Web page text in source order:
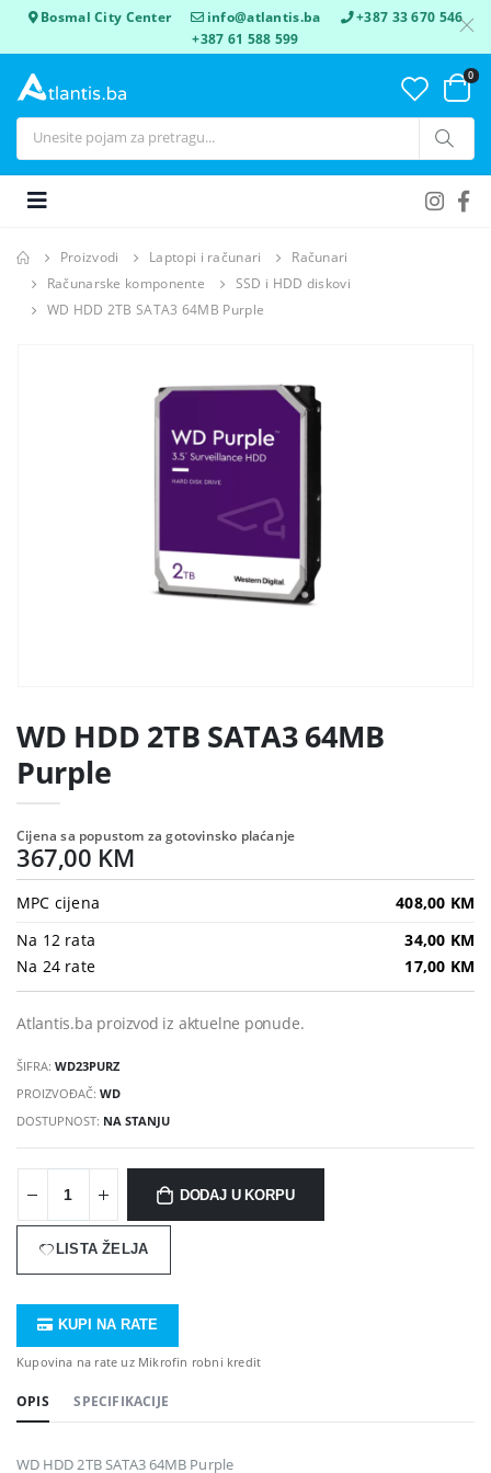
Bosmal City Center info@atlantis.ba
+387 33 670 546
+387 61 588 599
0
Proizvodi Laptopi i računari
Računari
Računarske komponente
SSD i HDD diskovi
WD HDD 2TB SATA3 64MB Purple
WD HDD 2TB SATA3 64MB
Purple
Cijena sa popustom za gotovinsko plaćanje
367,00 KM
MPC cijena
408,00 KM
Na 12 rata
34,00 KM
Na 24 rate
17,00 KM
Atlantis.ba proizvod iz aktuelne ponude.
ŠIFRA:WD23PURZ
PROIZVOĐAČ:WD
DOSTUPNOST: NA STANJU
DODAJ U KORPU
LISTA ŽELJA
KUPI NA RATE
Kupovina na rate uz Mikrofin robni kredit
OPIS SPECIFIKACIJE
WD HDD 2TB SATA3 64MB Purple